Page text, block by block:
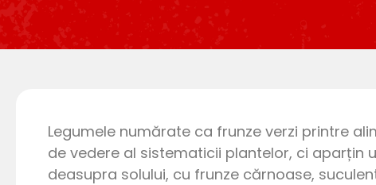
Legumele numărate ca frunze verzi printre
de vedere al sistematicii plantelor, ci aparțin
deasupra solului, cu frunze cărnoase,